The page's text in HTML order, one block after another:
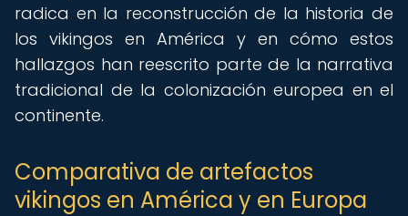
radica en la reconstrucción de la historia de
los vikingos en América y en cómo estos
hallazgos han reescrito parte de la narrativa
tradicional de la colonización europea en el
continente.
Comparativa de artefactos
vikingos en América y en Europa